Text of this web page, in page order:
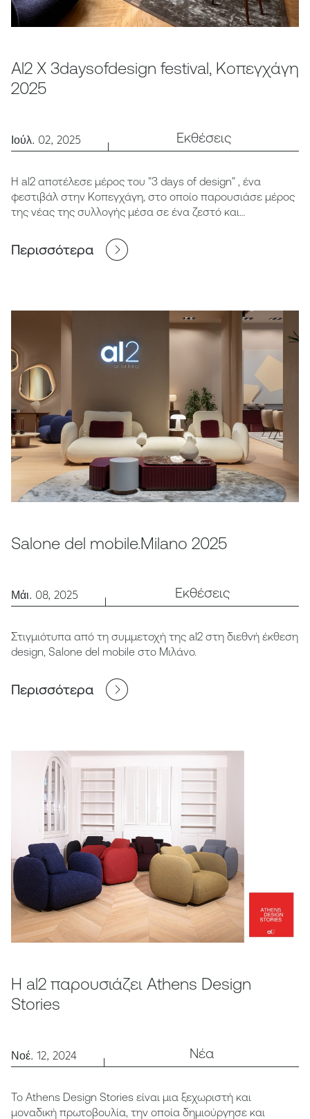
Al2 X 3daysofdesign festival, Κοπεγχάγη
2025
Ιούλ. 02, 2025 Εκθέσεις
Η al2 αποτέλεσε μέρος του "3 days of design" , ένα
φεστιβάλ στην Κοπεγχάγη, στο οποίο παρουσιάσε μέρος
της νέας της συλλογής μέσα σε ένα ζεστό και
Περισσότερα
Salone del mobile.Milano 2025
Μάι. 08, 2025 Εκθέσεις
Στιγμιότυπα από τη συμμετοχή της al2 στη διεθνή έκθεση
design, Salone del mobile στο Μιλάνο.
Περισσότερα
Η al2 παρουσιάζει Athens Design
Stories
Νοέ. 12, 2024 Νέα
Το Athens Design Stories είναι μια ξεχωριστή και
μοναδική πρωτοβουλία, την οποία δημιούργησε και